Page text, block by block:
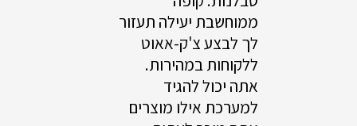
ממוחשבת יעילה תעזור
לך לבצע צ'ק-אאוט
ללקוחות במהירות.
אתה יכול להגיד
למערכת אילו מוצרים